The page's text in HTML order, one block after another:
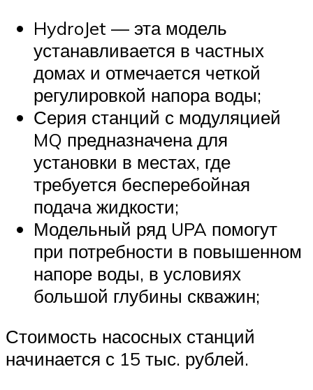
HydroJet — эта модель
устанавливается в частных
домах и отмечается четкой
регулировкой напора воды;
Серия станций с модуляцией
MQ предназначена для
установки в местах, где
требуется бесперебойная
подача жидкости;
Модельный ряд UPA помогут
при потребности в повышенном
напоре воды, в условиях
большой глубины скважин;
Стоимость насосных станций
начинается с 15 тыс. рублей.